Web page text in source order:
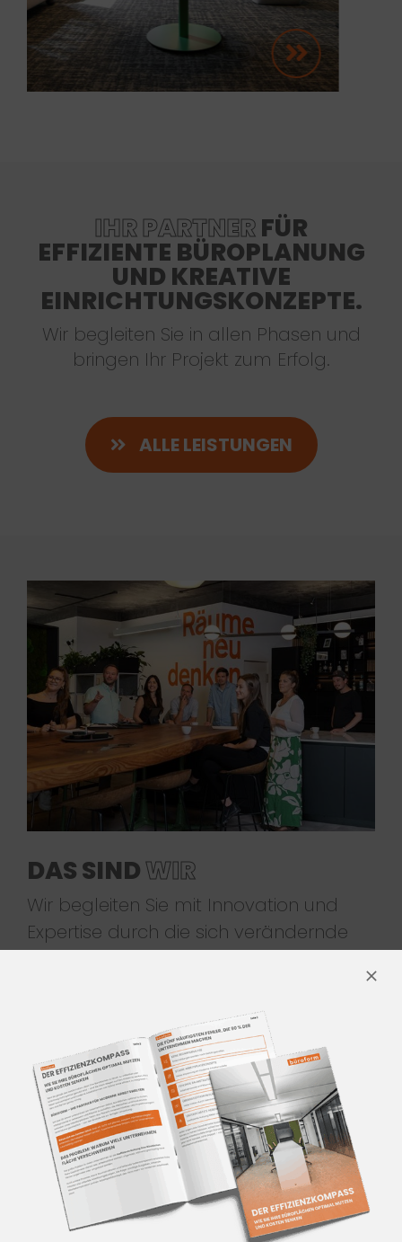
IHR PARTNERFÜR
EFFIZIENTE BÜROPLANUNG
UND KREATIVE
EINRICHTUNGSKONZEPTE.
Wir begleiten Sie in allen Phasen und
bringen Ihr Projekt zum Erfolg.
ALLE LEISTUNGEN
DAS SINDWIR
Wir begleiten Sie mit Innovation und
Expertise durch die sich verändernde
Innenarchitekten, Büroraumplanern,
Möbel-Designern, Projektmanagern
und Produktexperten entwickelt
zukunftsweisende Lösungen für
moderne Arbeitsräume.
LERNEN SIE UNS KENNEN!